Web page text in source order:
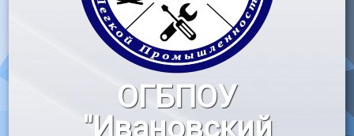
Воспитательная работа
«Профессионалы»ОГБПОУ
"Ивановский